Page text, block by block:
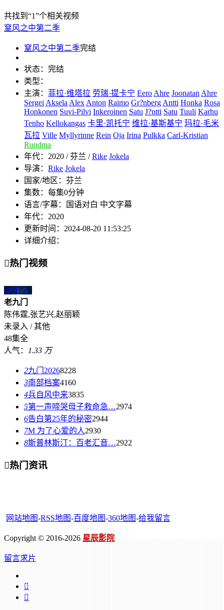
共找到 “1”个相关视频
窒风之中第二季
窒风之中第二季完结
状态： 完结
类型：
主演： 菲拉·维塔拉 劳瑞·提卡宁 EeroAhre JoonatanAhre
SergeiAkselaAlexAnton Raimo Gr?nbergAntti Honka Rosa
Honkonen Suvi-Pilvi Inkeroinen Satu J?ntti Satu Tuuli Karhu
Tenho Kellokangas 卡里·凯托宁 维拉·基斯基宁 玛拉·毛米
瓦拉 Ville Myllyrinne Rein Oja Irina Pulkka Carl-Kristian
Rundma
年代： 2020 / 芬兰 /Rike Jokela
导演： Rike Jokela
国家/地区： 芬兰
集数： 每集0分钟
语言/字幕：
国语对白 中文字幕
年代： 2020
更新时间： 2024-08-20 11:53:25
详细介绍：
热门视频
48集全1
老九门
陈伟霆,张艺兴,赵丽颖
未录入 / 其他
48集全
人气：
1.33 万
2九门20268228
3南部档案4160
4兵自风中来3835
5第一声啼哭母子救命急…2974
6告白第25年的秘密2944
7M 为了心爱的人2930
8斯普林斯汀：百老汇音…2922
热门资讯
网站地图-RSS地图-百度地图-360地图-给我留言
Copyright © 2016-2026 星辰影院
留言求片

